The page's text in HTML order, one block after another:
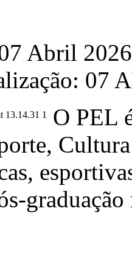
Abril 2026
07
O PEL